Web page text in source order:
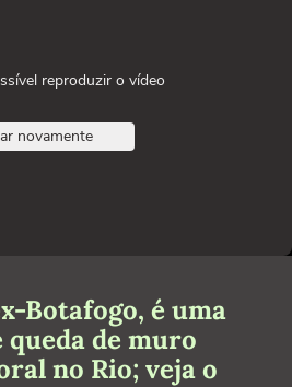
reproduzir o vídeo
novamente
Botafogo, é uma
de muro
no Rio; veja o